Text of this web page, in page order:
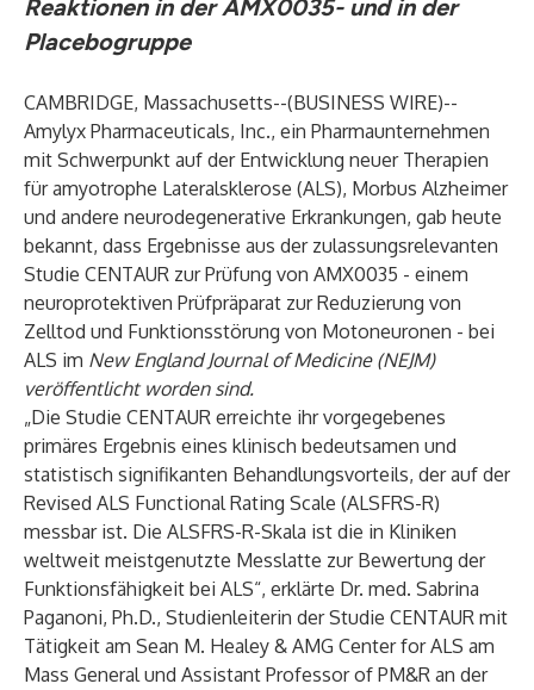
Reaktionen in der AMX0035- und in der
Placebogruppe
CAMBRIDGE, Massachusetts--(BUSINESS WIRE)--
Amylyx Pharmaceuticals, Inc., ein Pharmaunternehmen
mit Schwerpunkt auf der Entwicklung neuer Therapien
für amyotrophe Lateralsklerose (ALS), Morbus Alzheimer
und andere neurodegenerative Erkrankungen, gab heute
bekannt, dass Ergebnisse aus der zulassungsrelevanten
Studie CENTAUR zur Prüfung von AMX0035 - einem
neuroprotektiven Prüfpräparat zur Reduzierung von
Zelltod und Funktionsstörung von Motoneuronen - bei
ALS im New England Journal of Medicine (NEJM)
veröffentlicht worden sind.
„Die Studie CENTAUR erreichte ihr vorgegebenes
primäres Ergebnis eines klinisch bedeutsamen und
statistisch signifikanten Behandlungsvorteils, der auf der
Revised ALS Functional Rating Scale (ALSFRS-R)
messbar ist. Die ALSFRS-R-Skala ist die in Kliniken
weltweit meistgenutzte Messlatte zur Bewertung der
Funktionsfähigkeit bei ALS“, erklärte Dr. med. Sabrina
Paganoni, Ph.D., Studienleiterin der Studie CENTAUR mit
Tätigkeit am Sean M. Healey & AMG Center for ALS am
Mass General und Assistant Professor of PM&R an der